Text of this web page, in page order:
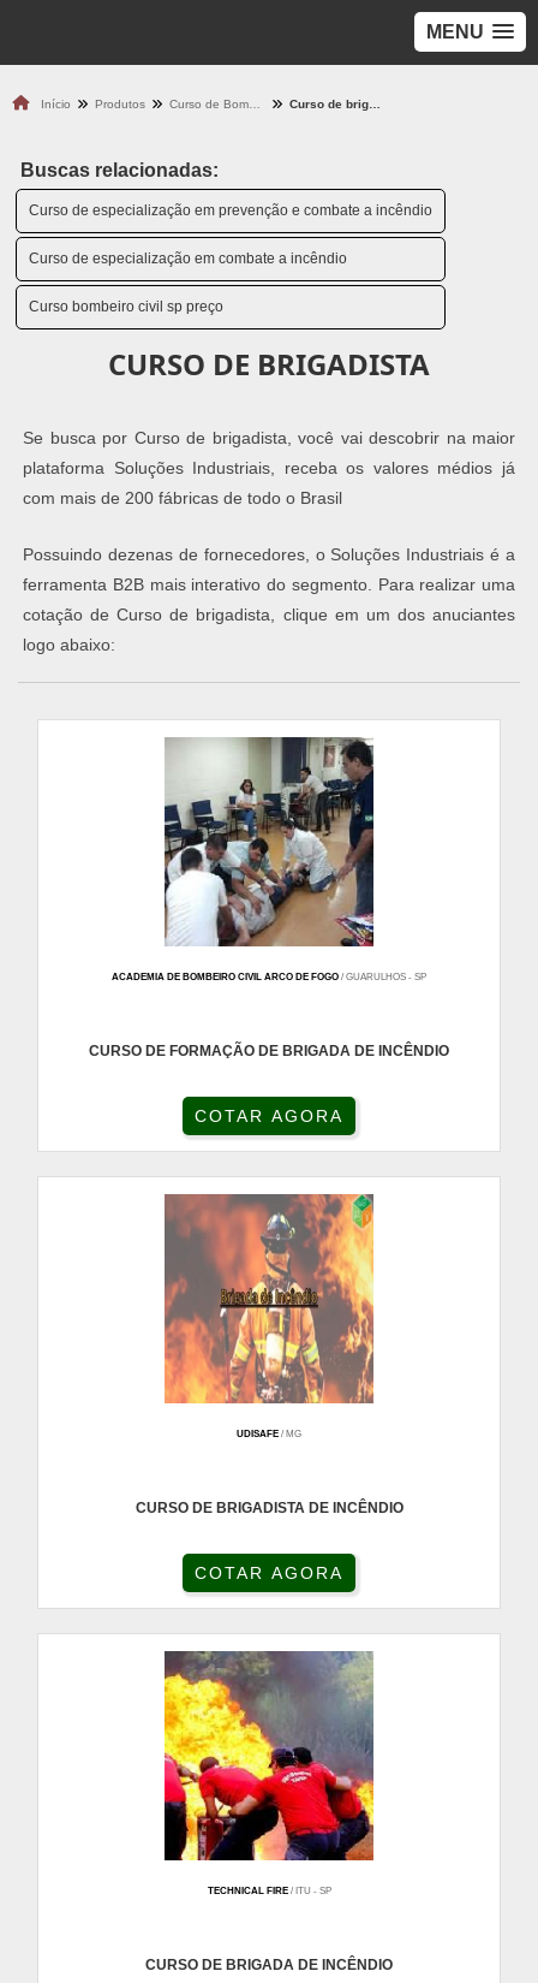
MENU
Início Produtos
Buscas relacionadas:
Curso de especialização em prevenção e combate a incêndio
Curso de especialização em combate a incêndio
Curso bombeiro civil sp preço
CURSO DE BRIGADISTA
Se busca por Curso de brigadista, você vai descobrir na maior
plataforma Soluções Industriais, receba os valores médios já
com mais de 200 fábricas de todo o Brasil
Possuindo dezenas de fornecedores, o Soluções Industriais é a
ferramenta B2B mais interativo do segmento. Para realizar uma
cotação de Curso de brigadista, clique em um dos anuciantes
logo abaixo:
ACADEMIA DE BOMBEIRO CIVIL ARCO DE FOGO / GUARULHOS - SP
CURSO DE FORMAÇÃO DE BRIGADA DE INCÊNDIO
COTAR AGORA
UDISAFE / MG
CURSO DE BRIGADISTA DE INCÊNDIO
COTAR AGORA
TECHNICAL FIRE/ ITU - SP
CURSO DE BRIGADA DE INCÊNDIO